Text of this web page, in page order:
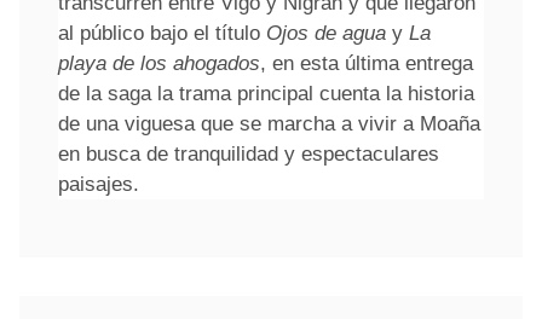
al público bajo el título Ojos de agua y La
playa de los ahogados, en esta última entrega
de la saga la trama principal cuenta la historia
de una viguesa que se marcha a vivir a Moaña
en busca de tranquilidad y espectaculares
paisajes.